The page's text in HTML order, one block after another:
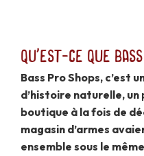
Qu'est-ce que Bass
Bass Pro Shops, c’est
d’histoire naturelle, un
boutique à la fois de
magasin d’armes
ensemble sous le